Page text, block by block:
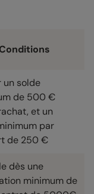
un solde
de 500 €
et un
par
de 250 €
dès une
minimum de